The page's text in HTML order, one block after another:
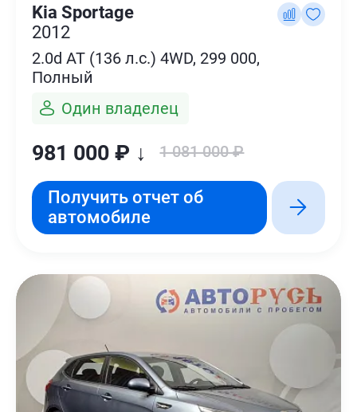
Kia Sportage
2012
2.0d AT (136 л.с.) 4WD, 299 000,
Полный
Один владелец
981 000 ₽ ↓ 1 081 000 ₽
Получить отчет об
автомобиле